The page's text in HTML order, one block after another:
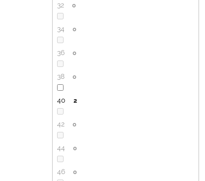
32 0
34 0
36 0
38 0
40 2
42 0
44 0
46 0